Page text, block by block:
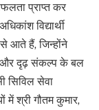
प्राप्त कर
विद्यार्थी
से आते हैं, जिन्होंने
और दृढ़ संकल्प के बल
सिविल सेवा
में श्री गौतम कुमार,